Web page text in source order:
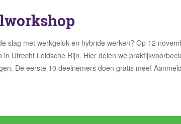
slag met werkgeluk en hybride werken? Op 12
in Utrecht Leidsche Rijn. Hier delen we
De eerste 10 deelnemers doen gratis mee!